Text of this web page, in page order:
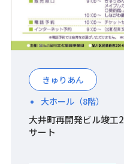
きゅりあん
大ホール（8階）
大井町再開発ビル竣
サート